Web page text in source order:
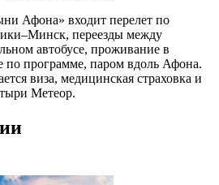
Афона» входит перелет по
переезды между
автобусе, проживание в
по программе, паром вдоль Афона.
виза, медицинская страховка и
Метеор.